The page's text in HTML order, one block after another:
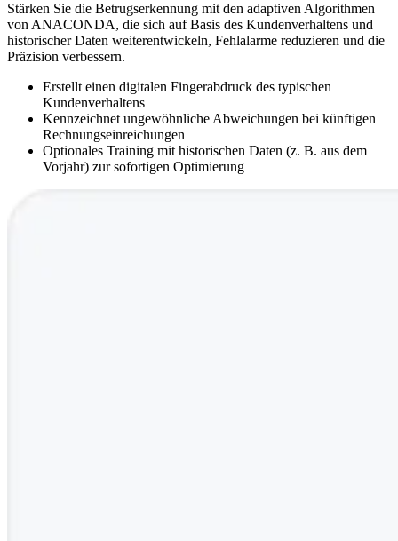
Stärken Sie die Betrugserkennung mit den adaptiven Algorithmen
von ANACONDA, die sich auf Basis des Kundenverhaltens und
historischer Daten weiterentwickeln, Fehlalarme reduzieren und die
Präzision verbessern.
Erstellt einen digitalen Fingerabdruck des typischen
Kundenverhaltens
Kennzeichnet ungewöhnliche Abweichungen bei künftigen
Rechnungseinreichungen
Optionales Training mit historischen Daten (z. B. aus dem
Vorjahr) zur sofortigen Optimierung